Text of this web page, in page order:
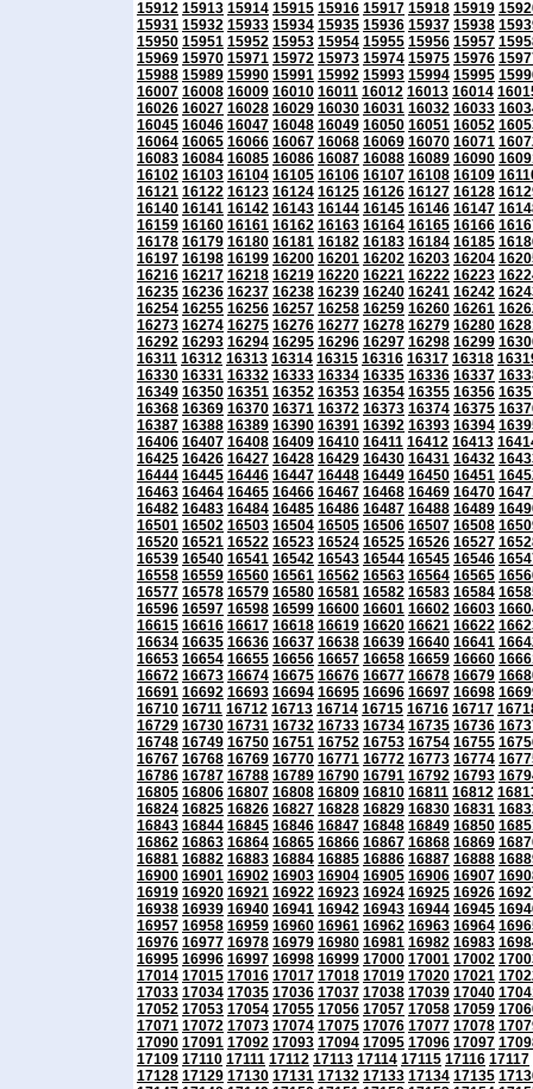
15912 15913 15914 15915 15916 15917 15918 15919
15931 15932 15933 15934 15935 15936 15937 15938
15950 15951 15952 15953 15954 15955 15956 15957
15969 15970 15971 15972 15973 15974 15975 15976
15988 15989 15990 15991 15992 15993 15994 15995
16007 16008 16009 16010 16011 16012 16013 16014
16026 16027 16028 16029 16030 16031 16032 16033
16045 16046 16047 16048 16049 16050 16051 16052
16064 16065 16066 16067 16068 16069 16070 16071
16083 16084 16085 16086 16087 16088 16089 16090
16102 16103 16104 16105 16106 16107 16108 16109
16121 16122 16123 16124 16125 16126 16127 16128
16140 16141 16142 16143 16144 16145 16146 16147
16159 16160 16161 16162 16163 16164 16165 16166
16178 16179 16180 16181 16182 16183 16184 16185
16197 16198 16199 16200 16201 16202 16203 16204
16216 16217 16218 16219 16220 16221 16222 16223
16235 16236 16237 16238 16239 16240 16241 16242
16254 16255 16256 16257 16258 16259 16260 16261
16273 16274 16275 16276 16277 16278 16279 16280
16292 16293 16294 16295 16296 16297 16298 16299
16311 16312 16313 16314 16315 16316 16317 16318
16330 16331 16332 16333 16334 16335 16336 16337
16349 16350 16351 16352 16353 16354 16355 16356
16368 16369 16370 16371 16372 16373 16374 16375
16387 16388 16389 16390 16391 16392 16393 16394
16406 16407 16408 16409 16410 16411 16412 16413
16425 16426 16427 16428 16429 16430 16431 16432
16444 16445 16446 16447 16448 16449 16450 16451
16463 16464 16465 16466 16467 16468 16469 16470
16482 16483 16484 16485 16486 16487 16488 16489
16501 16502 16503 16504 16505 16506 16507 16508
16520 16521 16522 16523 16524 16525 16526 16527
16539 16540 16541 16542 16543 16544 16545 16546
16558 16559 16560 16561 16562 16563 16564 16565
16577 16578 16579 16580 16581 16582 16583 16584
16596 16597 16598 16599 16600 16601 16602 16603
16615 16616 16617 16618 16619 16620 16621 16622
16634 16635 16636 16637 16638 16639 16640 16641
16653 16654 16655 16656 16657 16658 16659 16660
16672 16673 16674 16675 16676 16677 16678 16679
16691 16692 16693 16694 16695 16696 16697 16698
16710 16711 16712 16713 16714 16715 16716 16717
16729 16730 16731 16732 16733 16734 16735 16736
16748 16749 16750 16751 16752 16753 16754 16755
16767 16768 16769 16770 16771 16772 16773 16774
16786 16787 16788 16789 16790 16791 16792 16793
16805 16806 16807 16808 16809 16810 16811 16812
16824 16825 16826 16827 16828 16829 16830 16831
16843 16844 16845 16846 16847 16848 16849 16850
16862 16863 16864 16865 16866 16867 16868 16869
16881 16882 16883 16884 16885 16886 16887 16888
16900 16901 16902 16903 16904 16905 16906 16907
16919 16920 16921 16922 16923 16924 16925 16926
16938 16939 16940 16941 16942 16943 16944 16945
16957 16958 16959 16960 16961 16962 16963 16964
16976 16977 16978 16979 16980 16981 16982 16983
16995 16996 16997 16998 16999 17000 17001 17002
17014 17015 17016 17017 17018 17019 17020 17021
17033 17034 17035 17036 17037 17038 17039 17040
17052 17053 17054 17055 17056 17057 17058 17059
17071 17072 17073 17074 17075 17076 17077 17078
17090 17091 17092 17093 17094 17095 17096 17097
17109 17110 17111 17112 17113 17114 17115 17116 17117
17128 17129 17130 17131 17132 17133 17134 17135